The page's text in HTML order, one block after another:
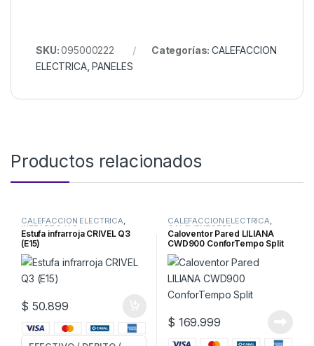
SKU:095000222 Categorías:CALEFACCION
ELECTRICA,PANELES
Productos relacionados
CALEFACCION ELECTRICA,
INFRARROJAS
Estufa infrarroja CRIVEL Q3
(E15)
$ 50.899
CALEFACCION ELECTRICA,
CALOVENTORES
Caloventor Pared LILIANA
CWD900 ConforTempo Split
$ 169.999